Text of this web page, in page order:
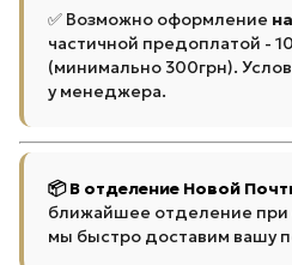
✅ Возможно оформление
частичной предоплатой -
(минимально 300грн).
у менеджера.
📦 В отделение Новой
ближайшее отделение при
мы быстро доставим вашу